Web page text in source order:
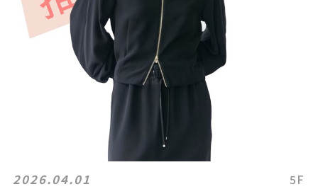
2026.04.01 5F